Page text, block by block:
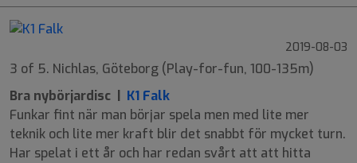
2019-08-03
3 of 5. Nichlas, Göteborg (Play-for-fun, 100-135m)
Bra nybörjardisc | K1 Falk
Funkar fint när man börjar spela men med lite mer
teknik och lite mer kraft blir det snabbt för mycket turn.
Har spelat i ett år och har redan svårt att att hitta